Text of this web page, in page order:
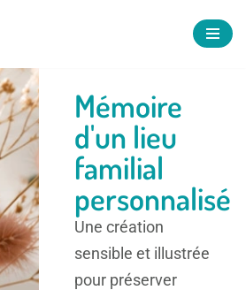
Mémoire
d'un lieu
familial
personnalisé
Une création
sensible et illustrée
pour préserver